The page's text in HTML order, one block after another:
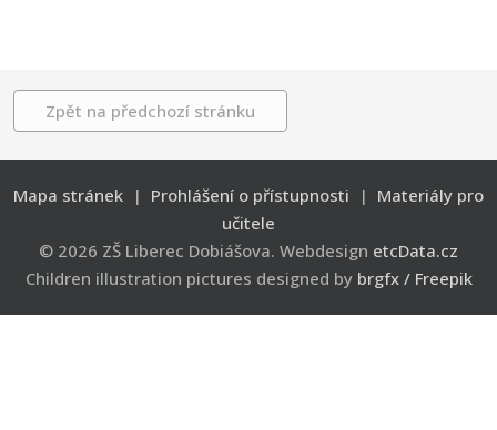
Zpět na předchozí stránku
Mapa stránek | Prohlášení o přístupnosti | Materiály pro
učitele
© 2026 ZŠ Liberec Dobiášova. Webdesign etcData.cz
Children illustration pictures designed by brgfx / Freepik